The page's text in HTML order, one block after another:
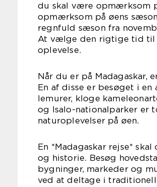
du skal være opmærksom
opmærksom på øens
regnfuld sæson fra
At vælge den rigtige tid til
oplevelse.
Når du er på Madagaskar,
En af disse er besøget i en
lemurer, kloge
og Isalo-nationalparker er
naturoplevelser på øen.
En *Madagaskar rejse*
og historie. Besøg
bygninger, markeder og
ved at deltage i